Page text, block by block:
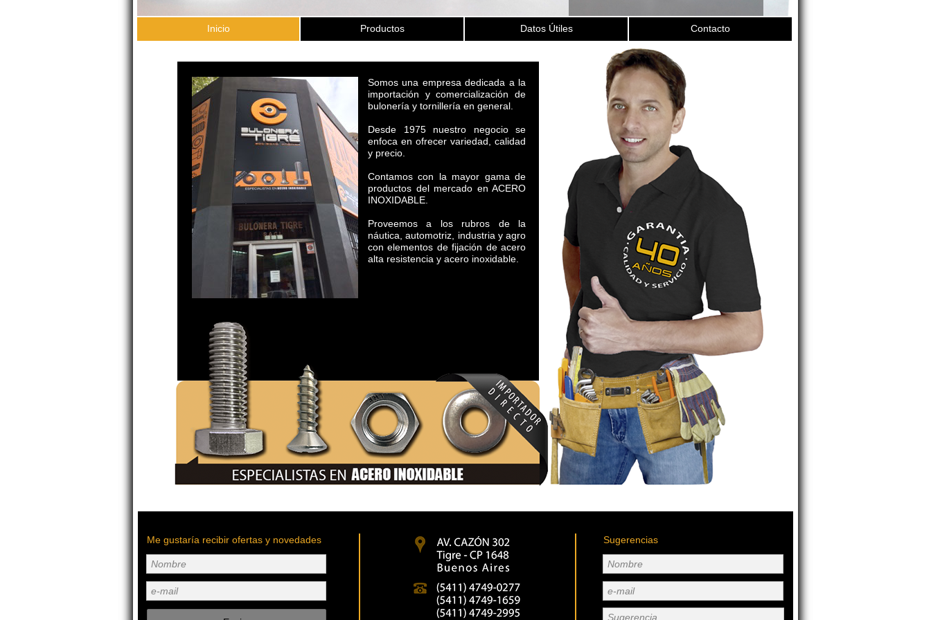
Inicio Productos Datos Útiles Contacto
Somos una empresa dedicada a la
importación y comercialización de
bulonería y tornillería en general.
Desde 1975 nuestro negocio se
enfoca en ofrecer variedad, calidad
y precio.
Contamos con la mayor gama de
productos del mercado en ACERO
INOXIDABLE.
Proveemos a los rubros de la
náutica, automotriz, industria y agro
con elementos de fijación de acero
alta resistencia y acero inoxidable.
Me gustaría recibir ofertas y novedades
Nombre
e-mail
Sugerencias
Nombre
e-mail
Sugerencia